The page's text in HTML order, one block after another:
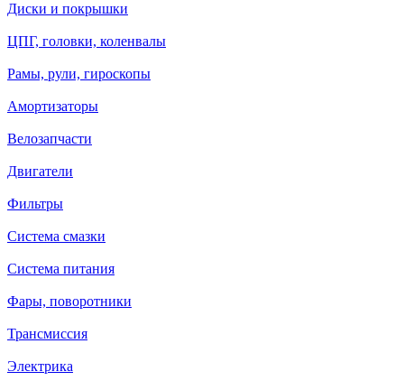
Диски и покрышки
ЦПГ, головки, коленвалы
Рамы, рули, гироскопы
Амортизаторы
Велозапчасти
Двигатели
Фильтры
Система смазки
Система питания
Фары, поворотники
Трансмиссия
Электрика